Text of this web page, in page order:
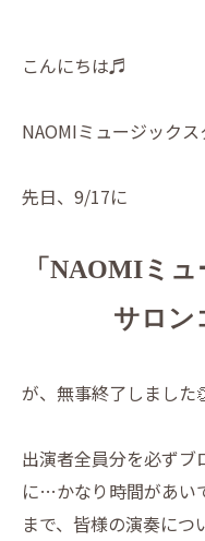
こんにちは♬
NAOMIミュージック
先日、9/17に
「NAOMIミ
サロン
が、無事終了しました
出演者全員分を必ずブ
に…かなり時間があい
まで、皆様の演奏に